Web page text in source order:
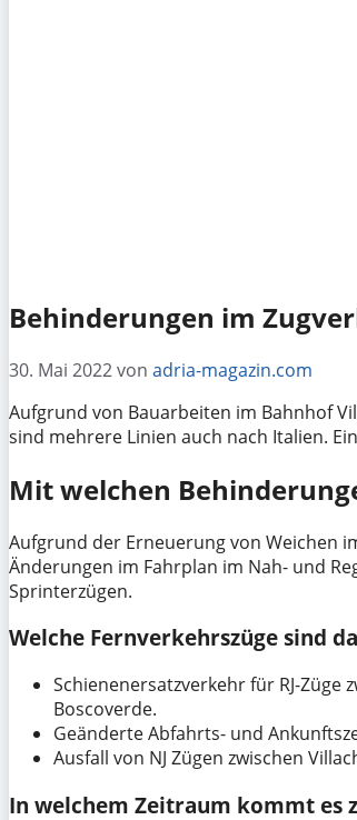
Behinderungen im
30. Mai 2022von adria-magazin.com
Aufgrund von Bauarbeiten im Bahnhof
sind mehrere Linien auch nach Italien.
Mit welchen
Aufgrund der Erneuerung von Weichen
Änderungen im Fahrplan im Nah- und
Sprinterzügen.
Welche Fernverkehrszüge sind
Schienenersatzverkehr für RJ-Züge
Boscoverde.
Geänderte Abfahrts- und
Ausfall von NJ Zügen zwischen
In welchem Zeitraum kommt es